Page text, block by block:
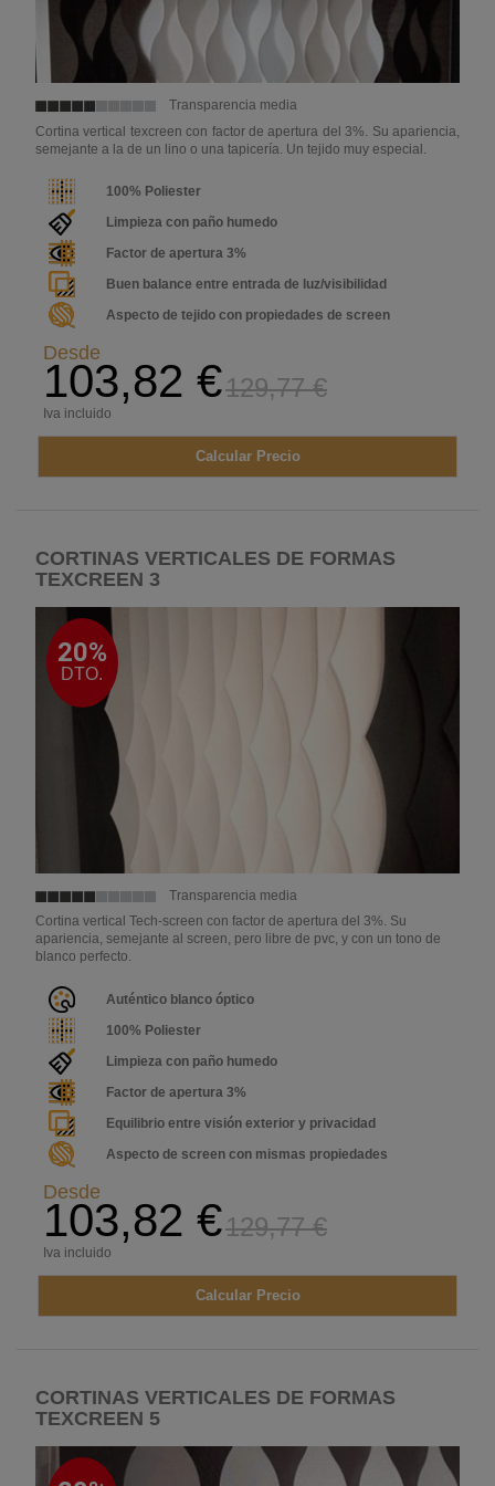
Transparencia media
Cortina vertical texcreen con factor de apertura del 3%. Su apariencia,
semejante a la de un lino o una tapicería. Un tejido muy especial.
100% Poliester
Limpieza con paño humedo
Factor de apertura 3%
Buen balance entre entrada de luz/visibilidad
Aspecto de tejido con propiedades de screen
Desde
103,82 €129,77 €
Iva incluido
Calcular Precio
CORTINAS VERTICALES DE FORMAS
TEXCREEN 3
20%
DTO.
Transparencia media
Cortina vertical Tech-screen con factor de apertura del 3%. Su
apariencia, semejante al screen, pero libre de pvc, y con un tono de
blanco perfecto.
Auténtico blanco óptico
100% Poliester
Limpieza con paño humedo
Factor de apertura 3%
Equilibrio entre visión exterior y privacidad
Aspecto de screen con mismas propiedades
Desde
103,82 €129,77 €
Iva incluido
Calcular Precio
CORTINAS VERTICALES DE FORMAS
TEXCREEN 5